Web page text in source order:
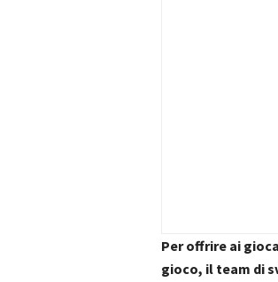
Per offrire ai
gioco, il team di